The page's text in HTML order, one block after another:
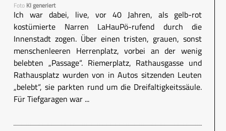
Foto KI generiert
Ich war dabei, live, vor 40 Jahren, als gelb-rot
kostümierte Narren LaHauPö-rufend durch die
Innenstadt zogen. Über einen tristen, grauen, sonst
menschenleeren Herrenplatz, vorbei an der wenig
belebten „Passage“. Riemerplatz, Rathausgasse und
Rathausplatz wurden von in Autos sitzenden Leuten
„belebt“, sie parkten rund um die Dreifaltigkeitssäule.
Für Tiefgaragen war ...